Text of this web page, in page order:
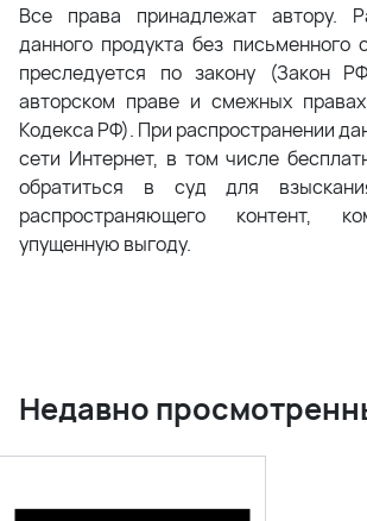
Все права принадлежат автору.
данного продукта без письменного
преследуется по закону (Закон
авторском праве и смежных
Кодекса РФ). При распространении
сети Интернет, в том числе
обратиться в суд для
распространяющего контент,
упущенную выгоду.
Недавно